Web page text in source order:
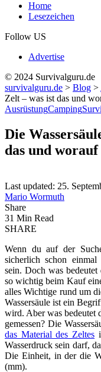
Home
Lesezeichen
Follow US
Advertise
© 2024 Survivalguru.de
survivalguru.de > Blog >
Zelt – was ist das und
AusrüstungCamping
Die
das und worauf
Last updated: 25.
Mario Wormuth
Share
31 Min Read
SHARE
Wenn du auf der
sicherlich schon einmal
sein. Doch was
so wichtig beim Kauf
alles Wichtige rund um
Wassersäule ist ein
wird. Aber was bedeutet
gemessen? Die
das Material des Zeltes
Wasserdruck sein darf,
Die Einheit, in der die
(mm).